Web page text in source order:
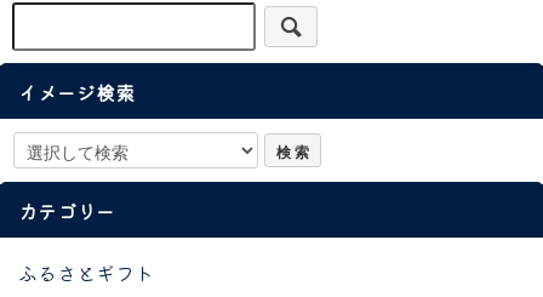
イメージ検索
カテゴリー
ふるさとギフト